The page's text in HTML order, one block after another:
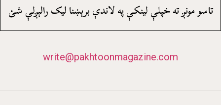
تاسو مونږ ته خپلې لينکې په لاندې برېښنا ليک رالېږلې شئ
write@pakhtoonmagazine.com